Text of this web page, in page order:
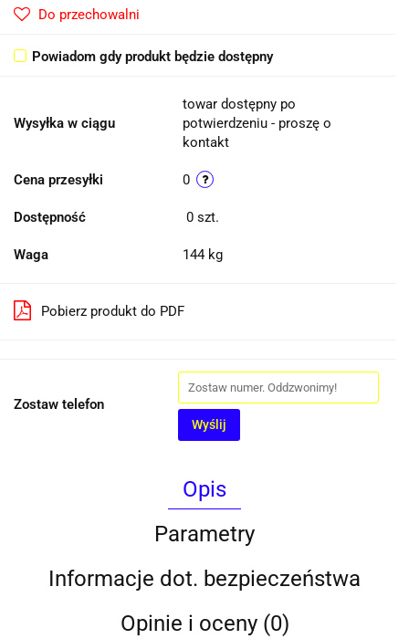
Do przechowalni
Powiadom gdy produkt będzie dostępny
Wysyłka w ciągu
towar dostępny po
potwierdzeniu - proszę o
kontakt
Cena przesyłki 0
Dostępność 0 szt.
Waga 144 kg
Pobierz produkt do PDF
Zostaw telefon
Wyślij
Opis
Parametry
Informacje dot. bezpieczeństwa
Opinie i oceny (0)